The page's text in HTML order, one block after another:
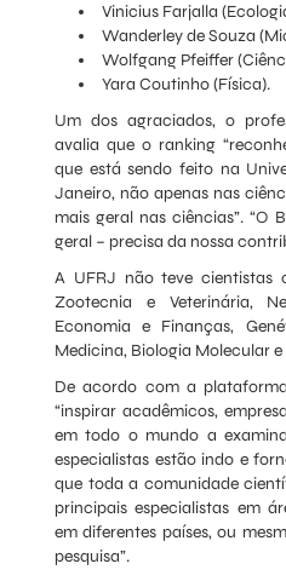
Vinicius Farjalla
Wanderley de Souza
Wolfgang Pfeiffer
Yara Coutinho (Física).
Um dos agraciados, o
avalia que o ranking
que está sendo feito na
Janeiro, não apenas nas
mais geral nas ciências”. “O
geral – precisa da nossa
A UFRJ não teve cientistas
Zootecnia e Veterinária,
Economia e Finanças,
Medicina, Biologia Molecular
De acordo com a
“inspirar acadêmicos,
em todo o mundo a
especialistas estão indo e
que toda a comunidade
principais especialistas em
em diferentes países, ou
pesquisa”.